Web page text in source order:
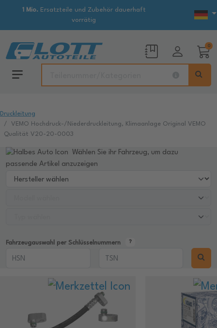
1 Mio.Ersatzteile und Zubehör dauerhaft
vorrätig
0
Druckleitung
VEMO Hochdruck-/Niederdruckleitung, Klimaanlage Original VEMO
Qualität V20-20-0003
Wählen Sie ihr Fahrzeug, um dazu
passende Artikel anzuzeigen
Fahrzeugauswahl per Schlüsselnummern